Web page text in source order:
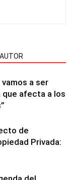
vamos a ser
que afecta a los
de
Privada: